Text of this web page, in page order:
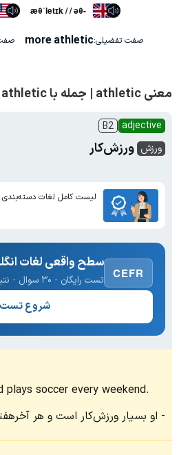
æθˈletɪk / / əθ-
صفت تفضیلی:more athletic
معنی athletic | جمله با athletic
adjective
B2
ورزش ورزش‌کار
لیست کامل لغات
CEFR
سطح واقعی لغات
تست رایگان · ۳۰ سوال · نتیجه فوری
شروع تست
soccer every weekend.
او بسیار ورزش‌کار است و هر